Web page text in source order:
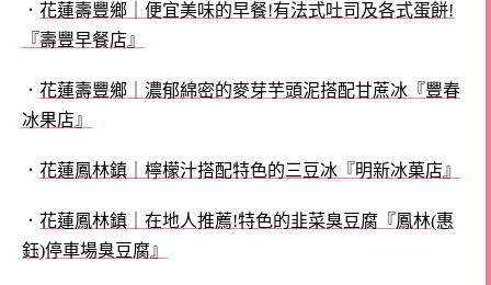
． 花蓮壽豐鄉｜便宜美味的早餐!有法式吐司及各式蛋餅!
『壽豐早餐店』
． 花蓮壽豐鄉｜濃郁綿密的麥芽芋頭泥搭配甘蔗冰『豐春
冰果店』
． 花蓮鳳林鎮｜檸檬汁搭配特色的三豆冰『明新冰菓店』
． 花蓮鳳林鎮｜在地人推薦!特色的韭菜臭豆腐『鳳林(惠
鈺)停車場臭豆腐』